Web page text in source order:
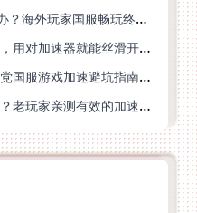
300大作战国外无法登陆怎么办？海外玩家国服畅玩终极指南（附实测推荐）
非洲玩蛋仔派对总掉线？别慌，用对加速器就能丝滑开跑！
比利时怎么玩倩女幽魂？海外党国服游戏加速避坑指南（附实测推荐）
在欧洲怎么玩穿越火线不卡顿？老玩家亲测有效的加速器选择指南